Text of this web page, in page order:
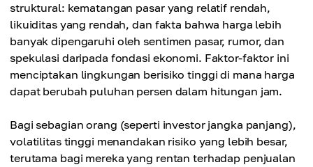
struktural: kematangan pasar yang relatif rendah,
likuiditas yang rendah, dan fakta bahwa harga lebih
banyak dipengaruhi oleh sentimen pasar, rumor, dan
spekulasi daripada fondasi ekonomi. Faktor-faktor ini
menciptakan lingkungan berisiko tinggi di mana harga
dapat berubah puluhan persen dalam hitungan jam.
Bagi sebagian orang (seperti investor jangka panjang),
volatilitas tinggi menandakan risiko yang lebih besar,
terutama bagi mereka yang rentan terhadap penjualan